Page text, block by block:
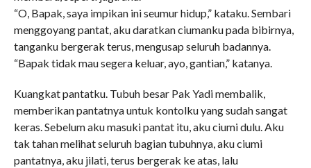
“O, Bapak, saya impikan ini seumur hidup,” kataku. Sembari
menggoyang pantat, aku daratkan ciumanku pada bibirnya,
tanganku bergerak terus, mengusap seluruh badannya.
“Bapak tidak mau segera keluar, ayo, gantian,” katanya.
Kuangkat pantatku. Tubuh besar Pak Yadi membalik,
memberikan pantatnya untuk kontolku yang sudah sangat
keras. Sebelum aku masuki pantat itu, aku ciumi dulu. Aku
tak tahan melihat seluruh bagian tubuhnya, aku ciumi
pantatnya, aku jilati, terus bergerak ke atas, lalu